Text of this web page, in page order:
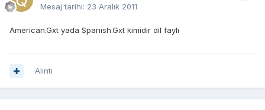
Mesaj tarihi: 23 Aralık 2011
American.Gxt yada Spanish.Gxt kimidir dil faylı
Alıntı